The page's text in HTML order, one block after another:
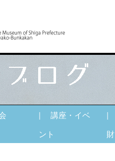
| 講座・イベ
ント
|
財